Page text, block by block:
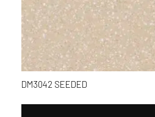
DM3042 SEEDED